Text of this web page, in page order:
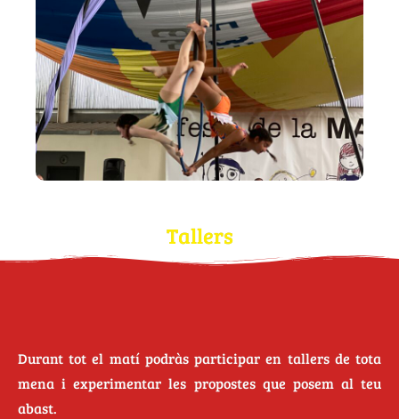
Tallers
Durant tot el matí podràs participar en tallers de tota
mena i experimentar les propostes que posem al teu
abast.